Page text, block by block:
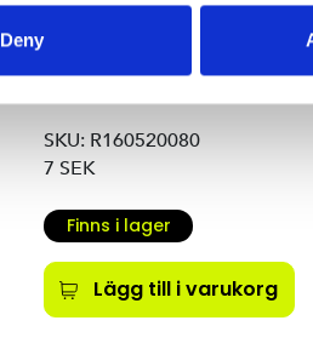
Deny
SKU: R160520080
7 SEK
Finns i lager
Lägg till i varukorg